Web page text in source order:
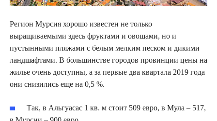
Регион Мурсия хорошо известен не только
выращиваемыми здесь фруктами и овощами, но и
пустынными пляжами с белым мелким песком и дикими
ландшафтами. В большинстве городов провинции цены на
жилье очень доступны, а за первые два квартала 2019 года
они снизились еще на 0,5 %.
Так, в Альгуасас 1 кв. м стоит 509 евро, в Мула – 517,